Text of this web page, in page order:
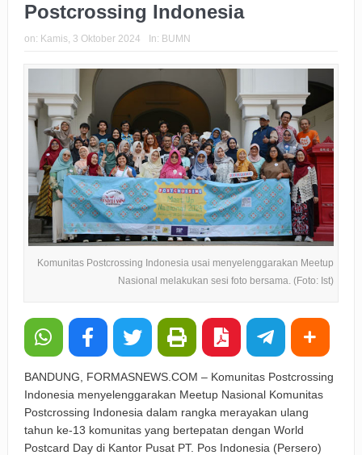
Postcrossing Indonesia
on: Kamis, 3 Oktober 2024 In: BUMN
Komunitas Postcrossing Indonesia usai menyelenggarakan Meetup
Nasional melakukan sesi foto bersama. (Foto: Ist)
BANDUNG, FORMASNEWS.COM – Komunitas Postcrossing
Indonesia menyelenggarakan Meetup Nasional Komunitas
Postcrossing Indonesia dalam rangka merayakan ulang
tahun ke-13 komunitas yang bertepatan dengan World
Postcard Day di Kantor Pusat PT. Pos Indonesia (Persero)